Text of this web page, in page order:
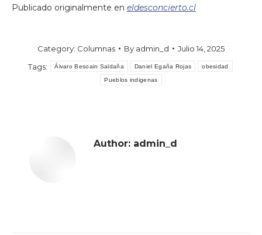
Publicado originalmente en eldesconcierto.cl
Category: Columnas By admin_d
Julio 14, 2025
Tags:
Álvaro Besoain Saldaña Daniel Egaña Rojas obesidad
Pueblos indigenas
Author: admin_d